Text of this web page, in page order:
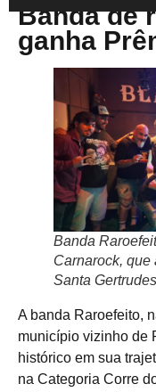
Banda de
ganha
Banda
Carnarock, que
Santa
A banda Raroefeito,
município vizinho de
histórico em sua
na Categoria Corre